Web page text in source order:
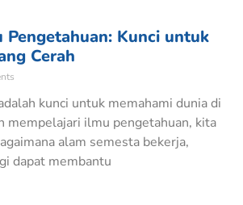
Kunci untuk
Cerah
kunci untuk memahami dunia di
mempelajari ilmu pengetahuan, kita
alam semesta bekerja,
dapat membantu